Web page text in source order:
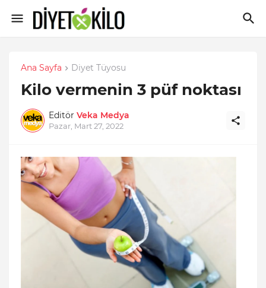
Ana Sayfa Diyet Tüyosu
Kilo vermenin 3 püf noktası
Editör Veka Medya
Pazar, Mart 27, 2022